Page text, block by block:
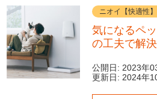
ニオイ【快適性】
気になるペ
の工夫で解決
公開日: 2023年
更新日: 2024年